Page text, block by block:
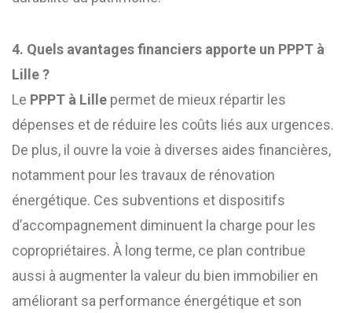
4. Quels avantages financiers apporte un PPPT à
Lille ?
Le PPPT à Lille permet de mieux répartir les
dépenses et de réduire les coûts liés aux urgences.
De plus, il ouvre la voie à diverses aides financières,
notamment pour les travaux de rénovation
énergétique. Ces subventions et dispositifs
d’accompagnement diminuent la charge pour les
copropriétaires. À long terme, ce plan contribue
aussi à augmenter la valeur du bien immobilier en
améliorant sa performance énergétique et son